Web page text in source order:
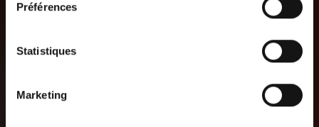
Préférences
Statistiques
Marketing